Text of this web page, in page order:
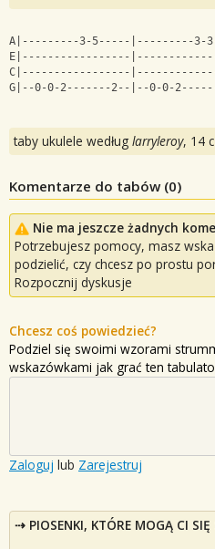
A|---------3-5-----|---------3-
E|-----------------
C|-----------------
G|--0-0-2-------2--|--0-0-
taby ukulele według larryleroy, 14
Komentarze do tabów (0)
Nie ma jeszcze żadnych
Potrzebujesz pomocy, masz
podzielić, czy chcesz po prostu
Rozpocznij dyskusje
Chcesz coś powiedzieć?
Podziel się swoimi wzorami
wskazówkami jak grać ten
Zaloguj lub Zarejestruj
PIOSENKI, KTÓRE MOGĄ CI